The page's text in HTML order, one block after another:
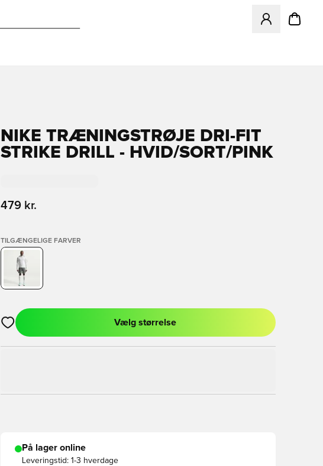
Åbner en
NIKE TRÆNINGSTRØJE DRI-FIT
STRIKE DRILL - HVID/SORT/PINK
479 kr.
TILGÆNGELIGE FARVER
Åbner en Modal til at logge ind eller tilmelde dig som medlem
Vælg størrelse
På lager online
Leveringstid: 1-3 hverdage